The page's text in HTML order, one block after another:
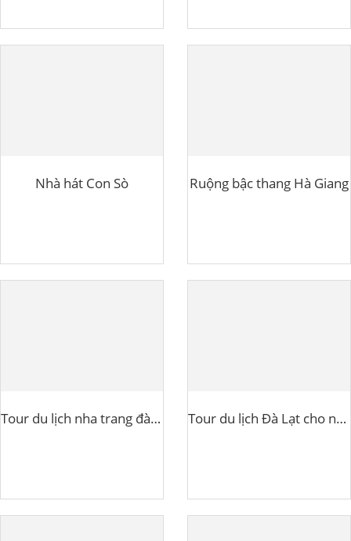
Nhà hát Con Sò Ruộng bậc thang Hà Giang
Tour du lịch nha trang đà lạt bằng máy bay Tour du lịch Đà Lạt cho người lớn tuổi